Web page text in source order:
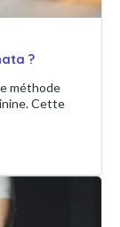
?
méthode
Cette